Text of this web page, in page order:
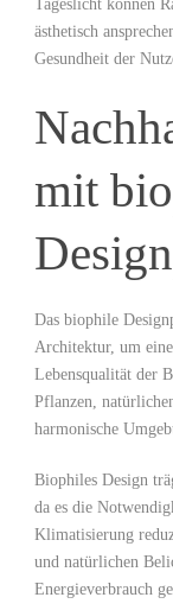
Tageslicht können
ästhetisch
Gesundheit der
mit
Das biophile
Architektur, um
Lebensqualität der
Pflanzen,
harmonische
Biophiles Design
da es die
Klimatisierung
und natürlichen
Energieverbrauch